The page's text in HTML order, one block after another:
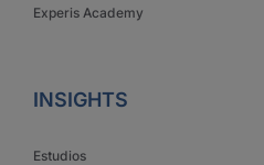
Experis Academy
INSIGHTS
Estudios